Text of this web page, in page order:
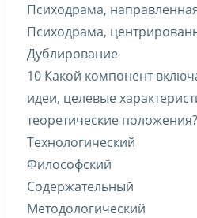
Психодрама,
Психодрама,
Дублирование
10 Какой компонент
идеи, целевые
теоретические положения?
Технологический
Философский
Содержательный
Методологический